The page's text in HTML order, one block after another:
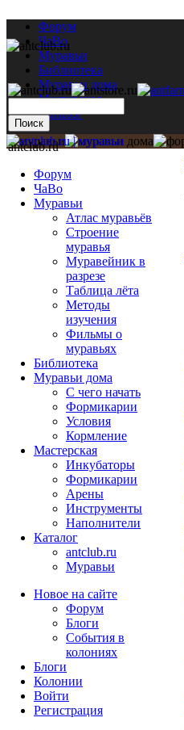
Форум
ЧаВо
Муравьи
Библиотека
Муравьи дома
Мастерская
Каталог
antclub.ru
Форум
ЧаВо
Муравьи
Атлас муравьёв
Строение
муравья
Муравейник в
разрезе
Таблица лёта
Методы
изучения
Фильмы о
муравьях
Библиотека
Муравьи дома
С чего начать
Формикарии
Условия
Кормление
Мастерская
Инкубаторы
Формикарии
Арены
Инструменты
Наполнители
Каталог
antclub.ru
Муравьи
Новое на сайте
Форум
Блоги
События в
колониях
Блоги
Колонии
Войти
Peгиcтpaция